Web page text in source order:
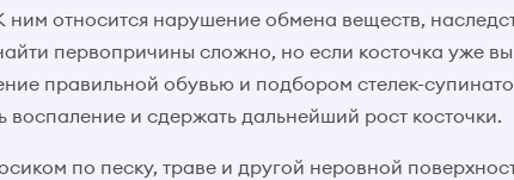
ним относится нарушение обмена веществ,
первопричины сложно, но если косточка уже
правильной обувью и подбором стелек-
воспаление и сдержать дальнейший рост косточки.
по песку, траве и другой неровной